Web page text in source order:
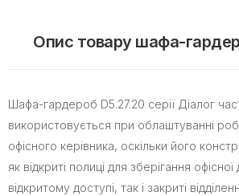
Опис товару шафа-
Шафа-гардероб D5.27.20 серії Діалог
використовується при облаштуванні
офісного керівника, оскільки його
як відкриті полиці для зберігання офісної
відкритому доступі, так і закриті